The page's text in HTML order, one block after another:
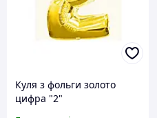
Куля з фольги золото
цифра "2"